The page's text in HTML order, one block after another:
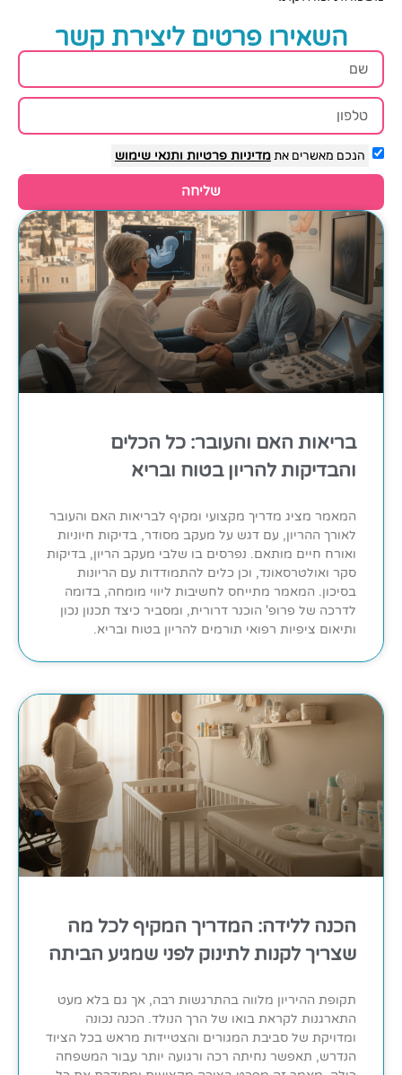
השאירו פרטים ליצירת קשר
הנכם מאשרים אתמדיניות פרטיות ותנאי שימוש
שליחה
בריאות האם והעובר: כל הכלים
והבדיקות להריון בטוח ובריא
המאמר מציג מדריך מקצועי ומקיף לבריאות האם והעובר
לאורך ההריון, עם דגש על מעקב מסודר, בדיקות חיוניות
ואורח חיים מותאם. נפרסים בו שלבי מעקב הריון, בדיקות
סקר ואולטרסאונד, וכן כלים להתמודדות עם הריונות
בסיכון. המאמר מתייחס לחשיבות ליווי מומחה, בדומה
לדרכה של פרופ' הוכנר דרורית, ומסביר כיצד תכנון נכון
ותיאום ציפיות רפואי תורמים להריון בטוח ובריא.
הכנה ללידה: המדריך המקיף לכל מה
שצריך לקנות לתינוק לפני שמגיע הביתה
תקופת ההיריון מלווה בהתרגשות רבה, אך גם בלא מעט
התארגנות לקראת בואו של הרך הנולד. הכנה נכונה
ומדויקת של סביבת המגורים והצטיידות מראש בכל הציוד
הנדרש, תאפשר נחיתה רכה ורגועה יותר עבור המשפחה